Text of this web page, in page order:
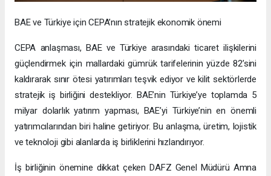
BAE ve Türkiye için CEPA’nın stratejik ekonomik önemi
CEPA anlaşması, BAE ve Türkiye arasındaki ticaret ilişkilerini
güçlendirmek için mallardaki gümrük tarifelerinin yüzde 82’sini
kaldırarak sınır ötesi yatırımları teşvik ediyor ve kilit sektörlerde
stratejik iş birliğini destekliyor. BAE’nin Türkiye’ye toplamda 5
milyar dolarlık yatırım yapması, BAE’yi Türkiye’nin en önemli
yatırımcılarından biri haline getiriyor. Bu anlaşma, üretim, lojistik
ve teknoloji gibi alanlarda iş birliklerini hızlandırıyor.
İş birliğinin önemine dikkat çeken DAFZ Genel Müdürü Amna